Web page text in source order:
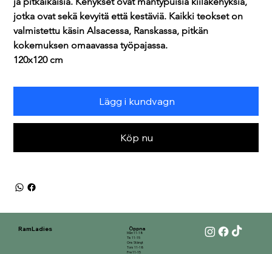
jotka ovat sekä kevyitä että kestäviä. Kaikki teokset on
valmistettu käsin Alsacessa, Ranskassa, pitkän
kokemuksen omaavassa työpajassa.
120x120 cm
Lägg i kundvagn
Köp nu
RamLadies
Mån 11-18
Tis 11-15
Ons Stängt
Tors 11-18
Fre 11-15
Öppna